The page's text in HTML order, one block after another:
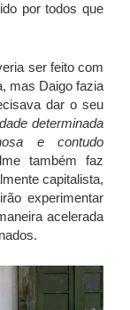
por todos que
ser feito com
mas Daigo fazia
dar o seu
determinada
e contudo
também faz
capitalista,
experimentar
acelerada